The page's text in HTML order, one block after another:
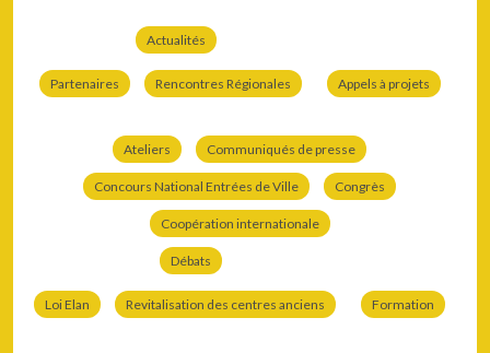
Actualités
Partenaires Rencontres Régionales Appels à projets
Ateliers Communiqués de presse
Concours National Entrées de Ville Congrès
Coopération internationale
Débats
Loi Elan Revitalisation des centres anciens Formation